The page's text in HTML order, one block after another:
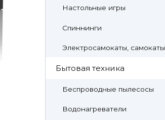
Настольные игры
Спиннинги
Электросамокаты, самокаты
Бытовая техника
Беспроводные пылесосы
Водонагреватели